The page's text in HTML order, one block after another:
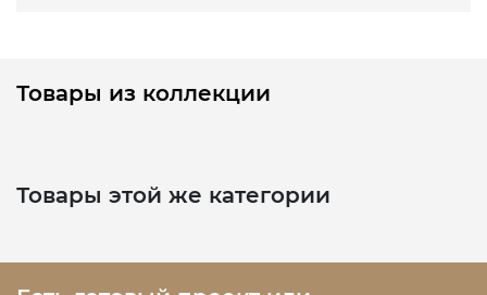
Товары из коллекции
Товары этой же категории